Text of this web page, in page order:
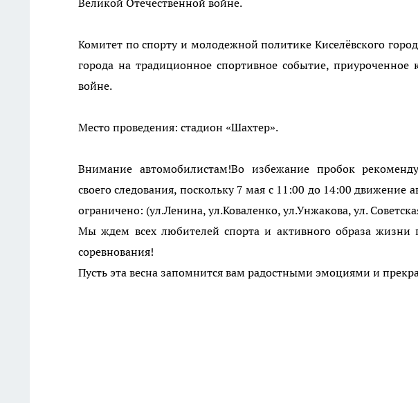
Великой Отечественной войне.
Комитет по спорту и молодежной политике Киселёвского
города на традиционное спортивное событие,
войне.
Место проведения: стадион «Шахтер».
Внимание автомобилистам!Во избежание пробок
своего следования, поскольку 7 мая с 11:00 до 14:00 движение
ограничено: (ул.Ленина, ул.Коваленко, ул.Унжакова, ул.
Мы ждем всех любителей спорта и активного образа жизни
соревнования!
Пусть эта весна запомнится вам радостными эмоциями и